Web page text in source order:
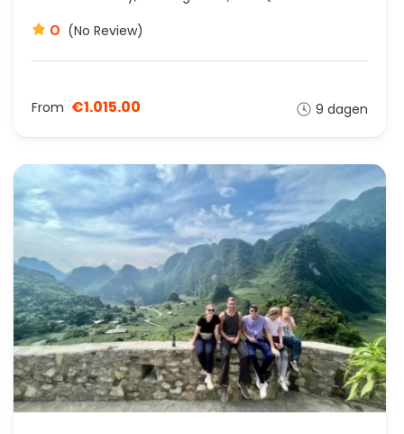
0 (No Review)
From €1.015.00 9 dagen